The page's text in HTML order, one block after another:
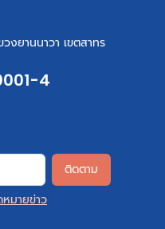
งยานนาวา เขตสาทร
4
ติดตาม
มายข่าว